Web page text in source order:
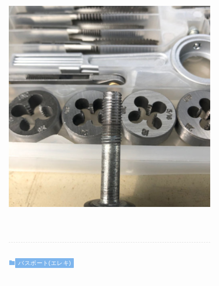
バスボート(エレキ)